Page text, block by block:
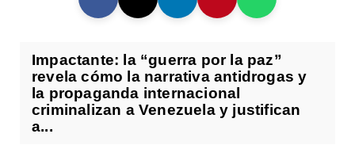
Impactante: la “guerra por la paz”
revela cómo la narrativa antidrogas y
la propaganda internacional
criminalizan a Venezuela y justifican
a...